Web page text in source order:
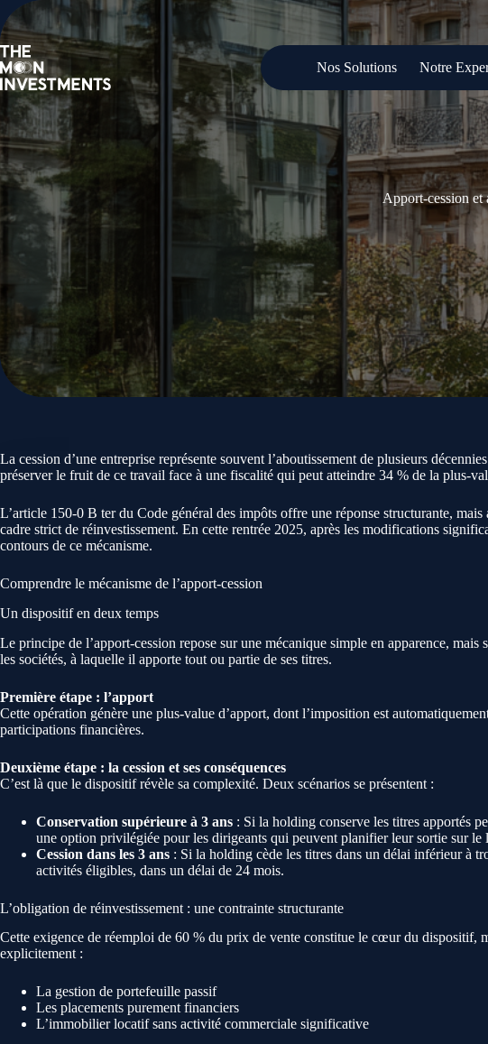
Nos Solutions Notre
Apport-cession et
La cession d’une entreprise représente souvent l’aboutissement de plusieurs
préserver le fruit de ce travail face à une fiscalité qui peut atteindre 34 % de la plus-
L’article 150-0 B ter du Code général des impôts offre une réponse structurante,
cadre strict de réinvestissement. En cette rentrée 2025, après les modifications
contours de ce mécanisme.
Comprendre le mécanisme de l’apport-cession
Un dispositif en deux temps
Le principe de l’apport-cession repose sur une mécanique simple en apparence,
les sociétés, à laquelle il apporte tout ou partie de ses titres.
Première étape : l’apport
Cette opération génère une plus-value d’apport, dont l’imposition est
participations financières.
Deuxième étape : la cession et ses conséquences
C’est là que le dispositif révèle sa complexité. Deux scénarios se présentent :
Conservation supérieure à 3 ans : Si la holding conserve les titres apportés
une option privilégiée pour les dirigeants qui peuvent planifier leur sortie sur le
Cession dans les 3 ans : Si la holding cède les titres dans un délai inférieur à
activités éligibles, dans un délai de 24 mois.
L’obligation de réinvestissement : une contrainte structurante
Cette exigence de réemploi de 60 % du prix de vente constitue le cœur du dispositif,
explicitement :
La gestion de portefeuille passif
Les placements purement financiers
L’immobilier locatif sans activité commerciale significative